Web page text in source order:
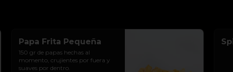
Papa Frita Pequeña
150 gr de papas hechas al
momento, crujientes por fuera y
suaves por dentro.